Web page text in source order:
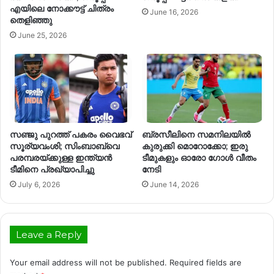
എയിലെ നോക്കൗട്ട് ചിത്രം
തെളിഞ്ഞു
June 25, 2026
June 16, 2026
സഞ്ജു പുറത്ത് പകരം വൈഭവ്
സൂര്യവംശി; സിംബാബ്‌വെ
പരമ്പരയ്ക്കുള്ള ഇന്ത്യൻ
ടീമിനെ പ്രഖ്യാപിച്ചു
July 6, 2026
ബ്രസീലിനെ സമനിലയിൽ
കുരുക്കി മൊറോക്കോ; ഇരു
ടീമുകളും ഓരോ ഗോൾ വീതം
നേടി
June 14, 2026
Leave a Reply
Your email address will not be published. Required fields are